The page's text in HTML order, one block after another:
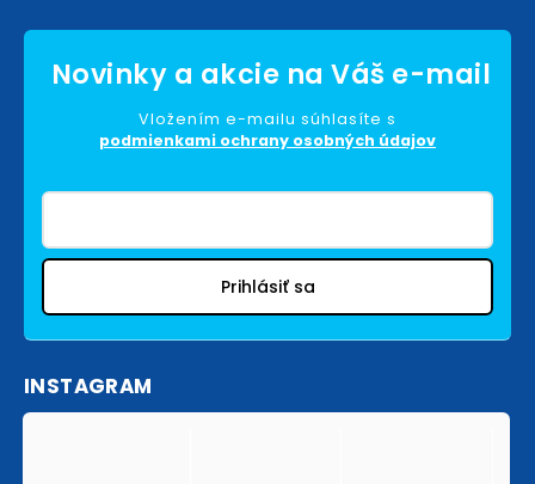
Vložením e-mailu súhlasíte s
podmienkami ochrany osobných údajov
Prihlásiť sa
INSTAGRAM